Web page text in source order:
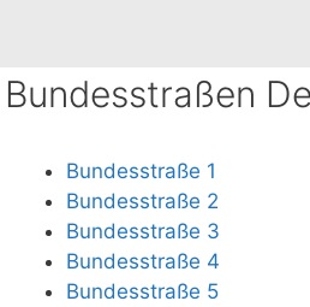
Bundesstraßen
Bundesstraße 1
Bundesstraße 2
Bundesstraße 3
Bundesstraße 4
Bundesstraße 5